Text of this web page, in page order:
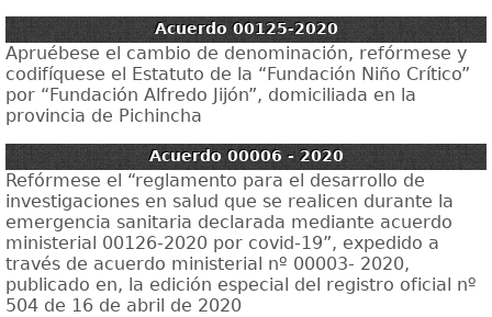
Acuerdo 00125-2020
Apruébese el cambio de denominación, refórmese y
codifíquese el Estatuto de la “Fundación Niño Crítico”
por “Fundación Alfredo Jijón”, domiciliada en la
provincia de Pichincha
Acuerdo 00006 - 2020
Refórmese el “reglamento para el desarrollo de
investigaciones en salud que se realicen durante la
emergencia sanitaria declarada mediante acuerdo
ministerial 00126-2020 por covid-19”, expedido a
través de acuerdo ministerial nº 00003- 2020,
publicado en, la edición especial del registro oficial nº
504 de 16 de abril de 2020